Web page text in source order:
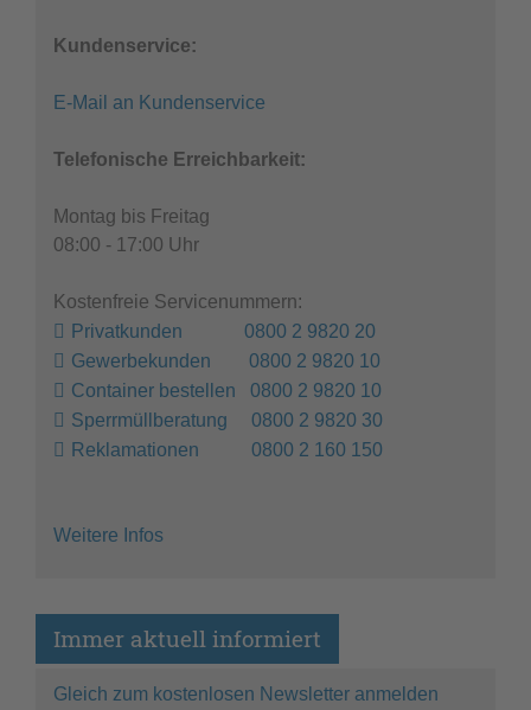
Kundenservice:
E-Mail an Kundenservice
Telefonische Erreichbarkeit:
Montag bis Freitag
08:00 - 17:00 Uhr
Kostenfreie Servicenummern:
Privatkunden 0800 2 9820 20
Gewerbekunden 0800 2 9820 10
Container bestellen 0800 2 9820 10
Sperrmüllberatung 0800 2 9820 30
Reklamationen 0800 2 160 150
Weitere Infos
Immer aktuell informiert
Gleich zum kostenlosen Newsletter anmelden